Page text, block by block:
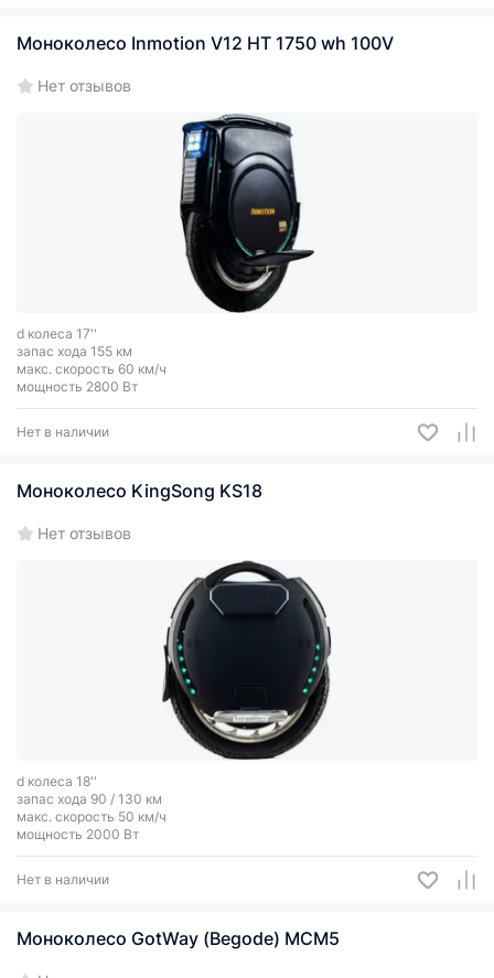
Моноколесо Inmotion V12 HT 1750 wh 100V
Нет отзывов
d колеса 17''
запас хода 155 км
макс. скорость 60 км/ч
мощность 2800 Вт
Нет в наличии
Моноколесо KingSong KS18
Нет отзывов
d колеса 18''
запас хода 90 / 130 км
макс. скорость 50 км/ч
мощность 2000 Вт
Нет в наличии
Моноколесо GotWay (Begode) MCM5